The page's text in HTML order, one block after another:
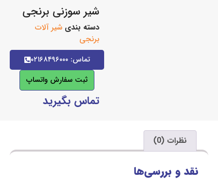
شیر سوزنی برنجی
شیر آلات
ثبت سفارش واتساپ
تماس بگیرید
بررسی‌ها